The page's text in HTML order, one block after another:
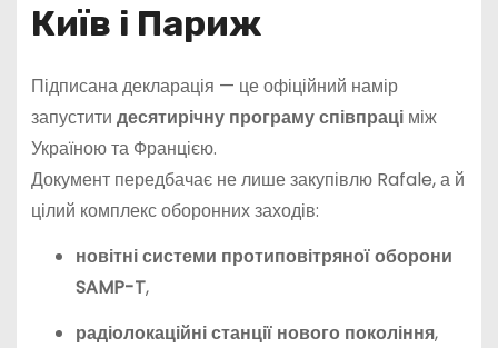
Київ і Париж
Підписана декларація — це офіційний намір
запустити десятирічну програму співпраціміж
Україною та Францією.
Документ передбачає не лише закупівлю Rafale, а й
цілий комплекс оборонних заходів:
новітні системи протиповітряної оборони
SAMP-T,
радіолокаційні станції нового покоління,